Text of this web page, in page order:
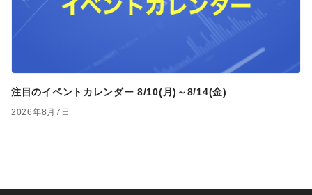
注目のイベントカレンダー 8/10(月)～8/14(金)
2026年8月7日